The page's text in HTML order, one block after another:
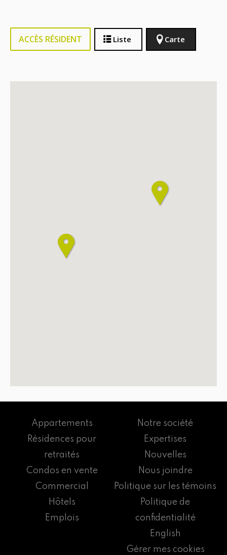
ACCÈS RÉSIDENT Liste Carte
Appartements
Résidences pour
retraités
Condos en vente
Commercial
Hôtels
Emplois
Notre société
Expertises
Nouvelles
Nous joindre
Politique sur les témoins
Politique de
confidentialité
English
Gérer mes cookies